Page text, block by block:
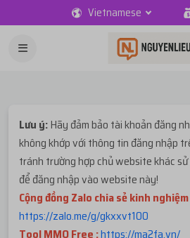
Vietnamese
Lưu ý:Hãy đảm bảo tài khoản đăng
không khớp với thông tin đăng nhập
tránh trường hợp chủ website khác
để đăng nhập vào website này!
Cộng đồng Zalo chia sẻ kinh nghiệm
https://zalo.me/g/gkxxvt100
Tool MMO Free :https://ma2fa.vn/